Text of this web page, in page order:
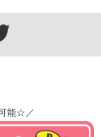
能☆／